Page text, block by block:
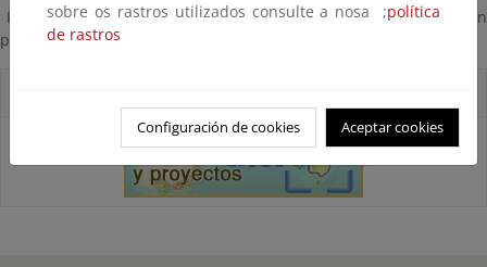
Pinche en los botones del mapa o en la relación a continuación
para acceder a las actuaciones.
sobre os rastros utilizados consulte a nosa ;política
de rastros
Configuración de cookies Aceptar cookies